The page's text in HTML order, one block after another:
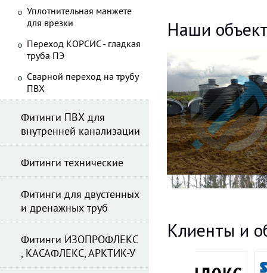
Наши
Клиенты и
Уплотнительная манжете
для врезки
Переход КОРСИС - гладкая
труба ПЭ
Сварной переход на трубу
ПВХ
Фитинги ПВХ для
внутренней канализации
Фитинги технические
Фитинги для двустенных
и дренажных труб
Фитинги ИЗОПРОФЛЕКС
, КАСАФЛЕКС, АРКТИК-У